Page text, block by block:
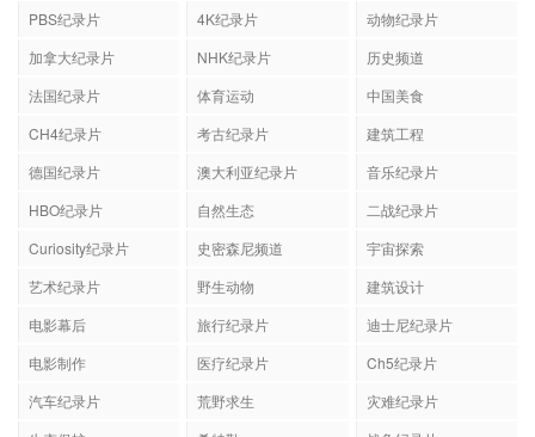
PBS纪录片
4K纪录片
动物纪录片
加拿大纪录片
NHK纪录片
历史频道
法国纪录片
体育运动
中国美食
CH4纪录片
考古纪录片
建筑工程
德国纪录片
澳大利亚纪录片
音乐纪录片
HBO纪录片
自然生态
二战纪录片
Curiosity纪录片
史密森尼频道
宇宙探索
艺术纪录片
野生动物
建筑设计
电影幕后
旅行纪录片
迪士尼纪录片
电影制作
医疗纪录片
Ch5纪录片
汽车纪录片
荒野求生
灾难纪录片